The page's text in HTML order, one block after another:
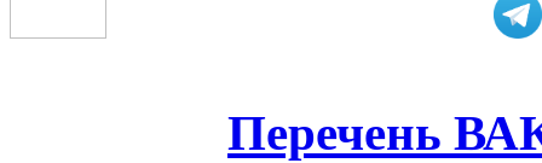
Перечень